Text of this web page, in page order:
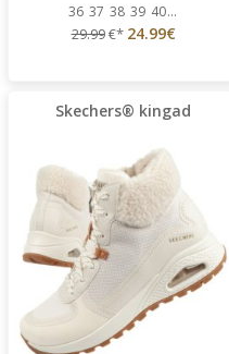
36 37 38 39 40...
29.99€* 24.99€
Skechers® kingad